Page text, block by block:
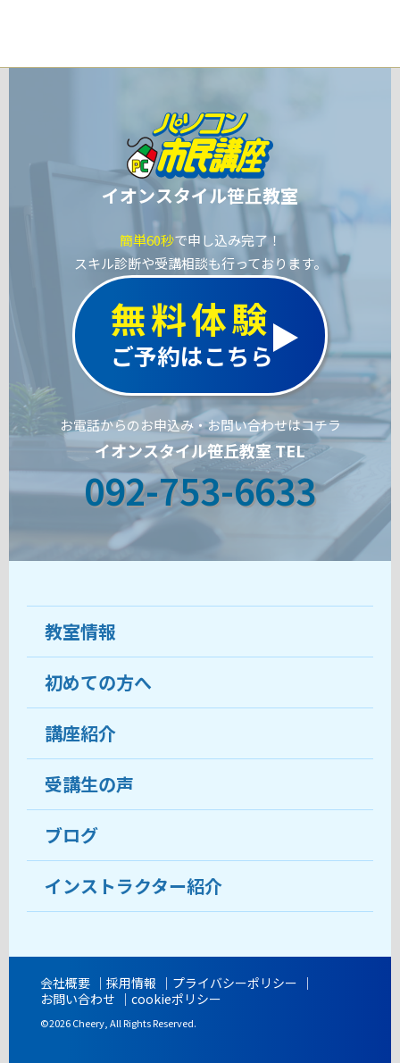
イオンスタイル笹丘教室
簡単60秒で申し込み完了！
スキル診断や受講相談も行っております。
無料体験
ご予約はこちら
お電話からのお申込み・お問い合わせはコチラ
イオンスタイル笹丘教室 TEL
092-753-6633
教室情報
教室について
受講生の声
おすすめ・人気の講座
目的から講座を探す
教室ブログ
開講時間
初めての方へ
ココがおすすめ
料金
受講までの流れ
よくあるご質問
講座紹介
受講生の声
ブログ
インストラクター紹介
会社概要 採用情報
プライバシーポリシー
お問い合わせ
cookieポリシー
©2026 Cheery, All Rights Reserved.